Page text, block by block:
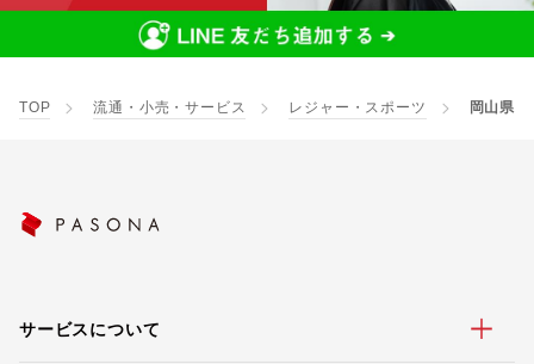
TOP 流通・小売・サービス レジャー・スポーツ 岡山県
サービスについて